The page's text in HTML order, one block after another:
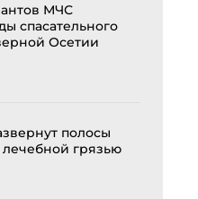
МЧС
спасательного
Осетии
полосы
лечебной грязью